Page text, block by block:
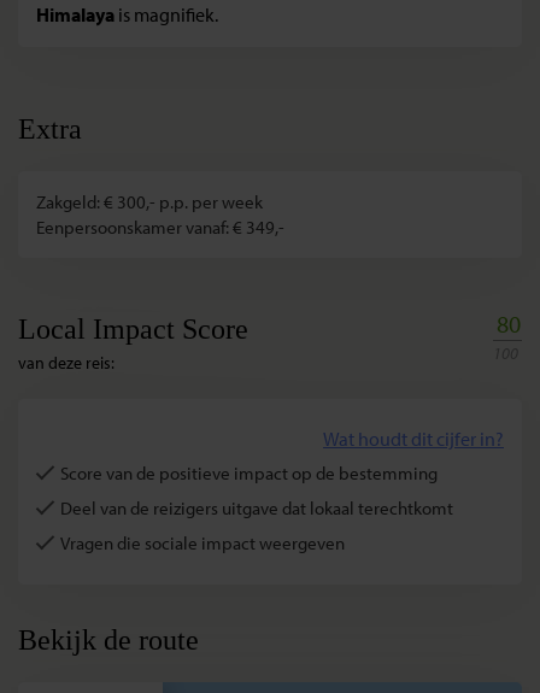
Himalaya is magnifiek.
Extra
Zakgeld: € 300,- p.p. per week
Eenpersoonskamer vanaf: € 349,-
Local Impact Score
van deze reis:
80
Wat houdt dit cijfer in?
Score van de positieve impact op de bestemming
Deel van de reizigers uitgave dat lokaal terechtkomt
Vragen die sociale impact weergeven
Bekijk de route